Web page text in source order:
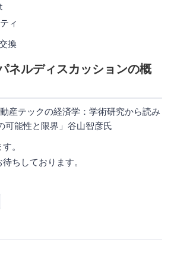
ィ
換
ネルディスカッションの概
産テックの経済学：学術研究から読み
可能性と限界」谷山智彦氏
。
ちしております。